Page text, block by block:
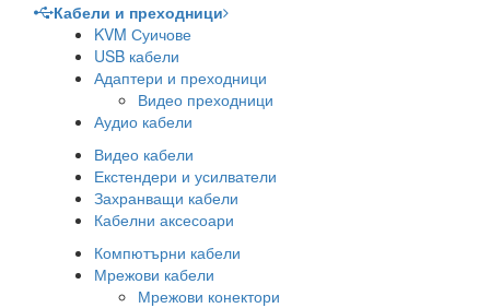
Кабели и преходници
KVM Суичове
USB кабели
Адаптери и преходници
Видео преходници
Аудио кабели
Видео кабели
Екстендери и усилватели
Захранващи кабели
Кабелни аксесоари
Компютърни кабели
Мрежови кабели
Мрежови конектори